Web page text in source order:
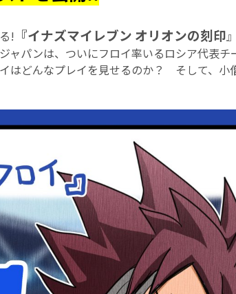
! 『イナズマイレブン オリオンの刻印
ャパンは、ついにフロイ率いるロシア代表チ
はどんなプレイを見せるのか？ そして、小